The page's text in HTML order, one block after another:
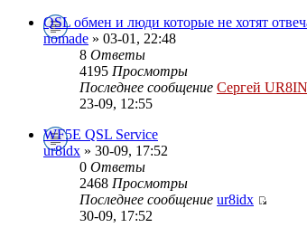
QSL обмен и люди которые не хотят
nomade » 03-01, 22:48
8 Ответы
4195 Просмотры
Последнее сообщение Сергей UR8IN
23-09, 12:55
WF5E QSL Service
ur8idx » 30-09, 17:52
0 Ответы
2468 Просмотры
Последнее сообщение ur8idx
30-09, 17:52